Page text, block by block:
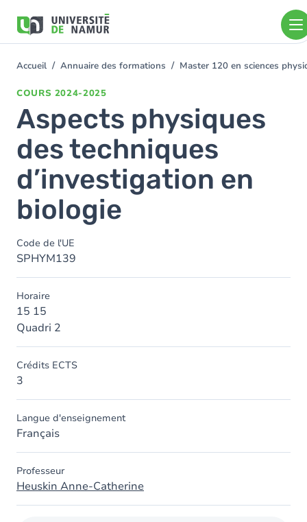
contenu
You
Accueil Annuaire des formations Master 120 en sciences
COURS 2024-2025
Aspects physiques
des techniques
d’investigation en
biologie
Code de l'UE
SPHYM139
Horaire
15 15
Quadri 2
Crédits ECTS
3
Langue d'enseignement
Français
Professeur
Heuskin Anne-Catherine